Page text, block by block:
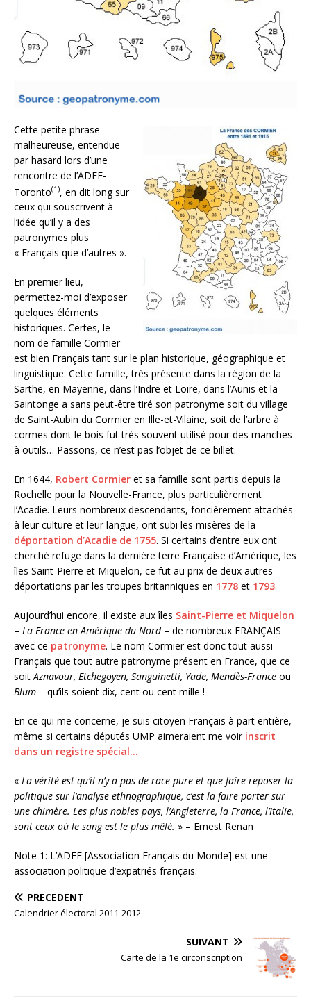
Cette petite phrase
malheureuse, entendue
par hasard lors d’une
rencontre de l’ADFE-
Toronto(1), en dit long sur
ceux qui souscrivent à
l’idée qu’il y a des
patronymes plus
« Français que d’autres ».
En premier lieu,
permettez-moi d’exposer
quelques éléments
historiques. Certes, le
nom de famille Cormier
est bien Français tant sur le plan historique, géographique et
linguistique. Cette famille, très présente dans la région de la
Sarthe, en Mayenne, dans l’Indre et Loire, dans l’Aunis et la
Saintonge a sans peut-être tiré son patronyme soit du village
de Saint-Aubin du Cormier en Ille-et-Vilaine, soit de l’arbre à
cormes dont le bois fut très souvent utilisé pour des manches
à outils… Passons, ce n’est pas l’objet de ce billet.
En 1644, Robert Cormier et sa famille sont partis depuis la
Rochelle pour la Nouvelle-France, plus particulièrement
l’Acadie. Leurs nombreux descendants, foncièrement attachés
à leur culture et leur langue, ont subi les misères de la
déportation d’Acadie de 1755. Si certains d’entre eux ont
cherché refuge dans la dernière terre Française d’Amérique, les
îles Saint-Pierre et Miquelon, ce fut au prix de deux autres
déportations par les troupes britanniques en 1778 et 1793.
Aujourd’hui encore, il existe aux îles Saint-Pierre et Miquelon
– La France en Amérique du Nord– de nombreux FRANÇAIS
avec ce patronyme. Le nom Cormier est donc tout aussi
Français que tout autre patronyme présent en France, que ce
soitAznavour, Etchegoyen, Sanguinetti, Yade, Mendès-France ou
Blum – qu’ils soient dix, cent ou cent mille !
En ce qui me concerne, je suis citoyen Français à part entière,
même si certains députés UMP aimeraient me voir inscrit
dans un registre spécial…
« La vérité est qu’il n’y a pas de race pure et que faire reposer la
politique sur l’analyse ethnographique, c’est la faire porter sur
une chimère. Les plus nobles pays, l’Angleterre, la France, l’Italie,
sont ceux où le sang est le plus mêlé. » – Ernest Renan
Note 1: L’ADFE [Association Français du Monde] est une
association politique d’expatriés français.
PRÉCÉDENT
Calendrier électoral 2011-2012
SUIVANT
Carte de la 1e circonscription